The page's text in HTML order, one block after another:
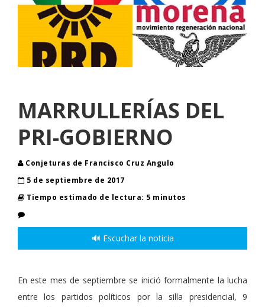
MARRULLERÍAS DEL
PRI-GOBIERNO
Conjeturas de Francisco Cruz Angulo
5 de septiembre de 2017
Tiempo estimado de lectura: 5 minutos
🔊 Escuchar la noticia
En este mes de septiembre se inició formalmente la lucha
entre los partidos políticos por la silla presidencial, 9